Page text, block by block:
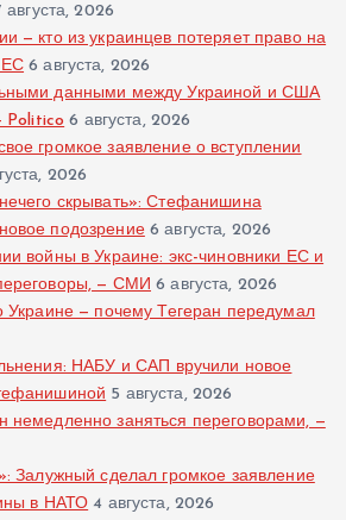
августа, 2026
— кто из украинцев потеряет право на
ЕС 6 августа, 2026
данными между Украиной и США
Politico 6 августа, 2026
громкое заявление о вступлении
2026
скрывать»: Стефанишина
подозрение 6 августа, 2026
войны в Украине: экс-чиновники ЕС и
— СМИ 6 августа, 2026
Украине — почему Тегеран передумал
НАБУ и САП вручили новое
5 августа, 2026
немедленно заняться переговорами, —
Залужный сделал громкое заявление
в НАТО 4 августа, 2026